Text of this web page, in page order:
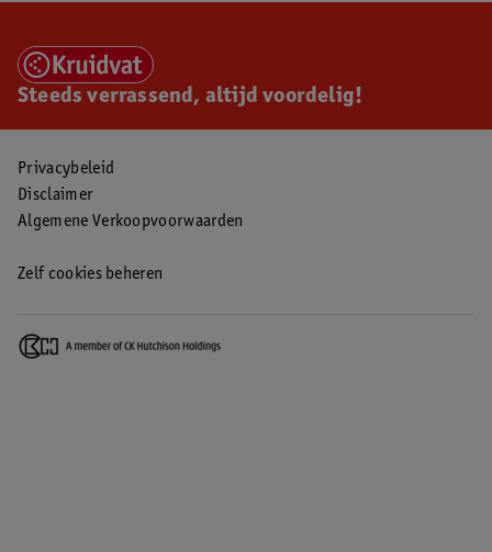
Steeds verrassend, altijd voordelig!
Privacybeleid
Disclaimer
Algemene Verkoopvoorwaarden
Zelf cookies beheren